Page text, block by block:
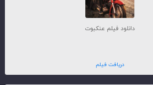
دانلود فیلم عنکبوت
دریافت فیلم